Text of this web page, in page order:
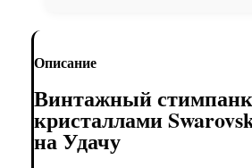
Описание
Винтажный
кристаллами
на Удачу